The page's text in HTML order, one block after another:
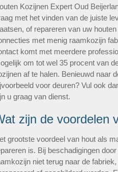
Kozijnen Expert Oud
met het vinden van de juiste
of repareren van uw
met menig raamkozijn
komt met meerdere
om tot wel 35 procent van
af te halen. Benieuwd naar
voor deuren? Vul ook
u graag van dienst.
zijn de voordelen
grootste voordeel van hout als
is. Bij beschadigingen
niet terug naar de